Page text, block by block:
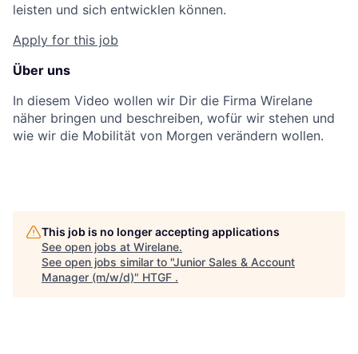
leisten und sich entwicklen können.
Apply for this job
Über uns
In diesem Video wollen wir Dir die Firma Wirelane
näher bringen und beschreiben, wofür wir stehen und
wie wir die Mobilität von Morgen verändern wollen.
This job is no longer accepting applications
See open jobs at Wirelane.
See open jobs similar to "Junior Sales & Account
Manager (m/w/d)" HTGF .